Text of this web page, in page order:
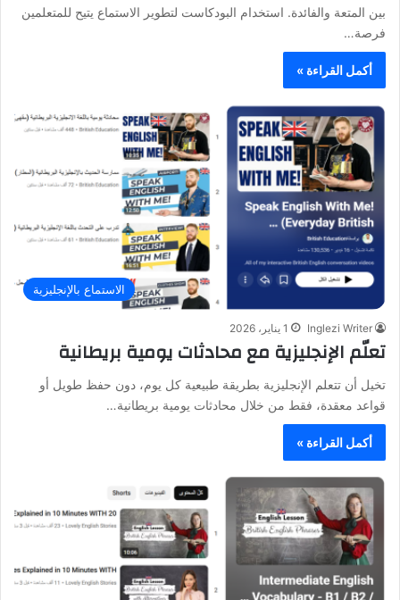
بين المتعة والفائدة. استخدام البودكاست لتطوير الاستماع يتيح للمتعلمين
فرصة…
أكمل القراءة »
الاستماع بالإنجليزية
Inglezi Writer 1 يناير، 2026
تعلّم الإنجليزية مع محادثات يومية بريطانية
تخيل أن تتعلم الإنجليزية بطريقة طبيعية كل يوم، دون حفظ طويل أو
قواعد معقدة، فقط من خلال محادثات يومية بريطانية…
أكمل القراءة »